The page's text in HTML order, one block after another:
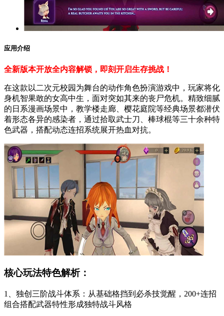
应用介绍
全新版本开放全内容解锁，即刻开启生存挑战！
在这款以二次元校园为舞台的动作角色扮演游戏中，玩家将化
身机智果敢的女高中生，面对突如其来的丧尸危机。精致细腻
的日系漫画场景中，教学楼走廊、樱花庭院等经典场景都潜伏
着形态各异的感染者，通过拾取武士刀、棒球棍等三十余种特
色武器，搭配动态连招系统展开热血对抗。
核心玩法特色解析：
1、独创三阶战斗体系：从基础格挡到必杀技觉醒，200+连招
组合搭配武器特性形成独特战斗风格